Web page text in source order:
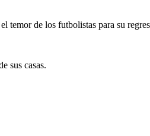
de los futbolistas para su
sus casas.